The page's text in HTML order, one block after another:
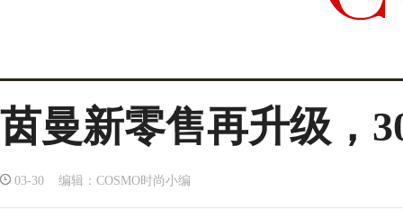
茵曼新零售再升级，
03-30 编辑：COSMO时尚小编